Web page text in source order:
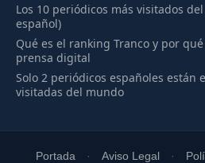
Los 10 periódicos más visitados
español)
Qué es el ranking Tranco y por
prensa digital
Solo 2 periódicos españoles están
visitadas del mundo
Portada Aviso Legal